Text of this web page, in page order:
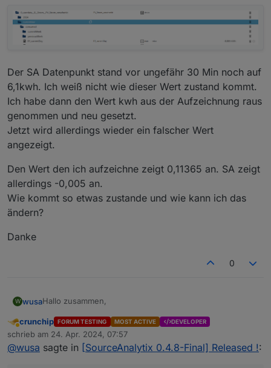
Der SA Datenpunkt stand vor ungefähr 30 Min noch auf
6,1kwh. Ich weiß nicht wie dieser Wert zustand kommt.
Ich habe dann den Wert kwh aus der Aufzeichnung raus
genommen und neu gesetzt.
Jetzt wird allerdings wieder ein falscher Wert
angezeigt.
Den Wert den ich aufzeichne zeigt 0,11365 an. SA zeigt
allerdings -0,005 an.
Wie kommt so etwas zustande und wie kann ich das
ändern?
Danke
0
W wusaHallo zusammen,
ich habe ein Verhalten von SA das ich gerne hinterfragen
würde.
Ich habe folgenden Datenpunkt, den ich mit SA
Abwesend
crunchip FORUM TESTING MOST ACTIVE DEVELOPER
schrieb am 24. Apr. 2024, 07:57
zuletzt editiert von
@wusa sagte in [SourceAnalytix 0.4.8-Final] Released !: